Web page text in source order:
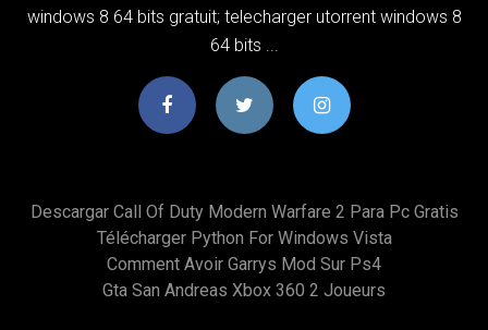
windows 8 64 bits gratuit; telecharger utorrent windows 8
64 bits ...
Descargar Call Of Duty Modern Warfare 2 Para Pc Gratis
Télécharger Python For Windows Vista
Comment Avoir Garrys Mod Sur Ps4
Gta San Andreas Xbox 360 2 Joueurs